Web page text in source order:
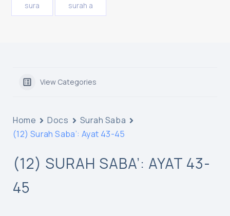
sura surah a
View Categories
Home Docs
Surah Saba
(12) Surah Saba’: Ayat 43-45
(12) SURAH SABA’: AYAT 43-
45